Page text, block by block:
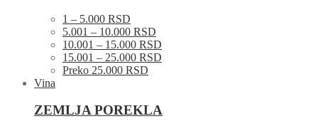
1 – 5.000 RSD
5.001 – 10.000 RSD
10.001 – 15.000 RSD
15.001 – 25.000 RSD
Preko 25.000 RSD
Vina
ZEMLJA POREKLA